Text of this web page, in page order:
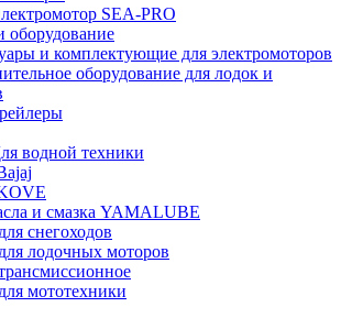
SEA-PRO
оборудование
и комплектующие для электромоторов
оборудование для лодок и
водной техники
и смазка YAMALUBE
снегоходов
лодочных моторов
мототехники